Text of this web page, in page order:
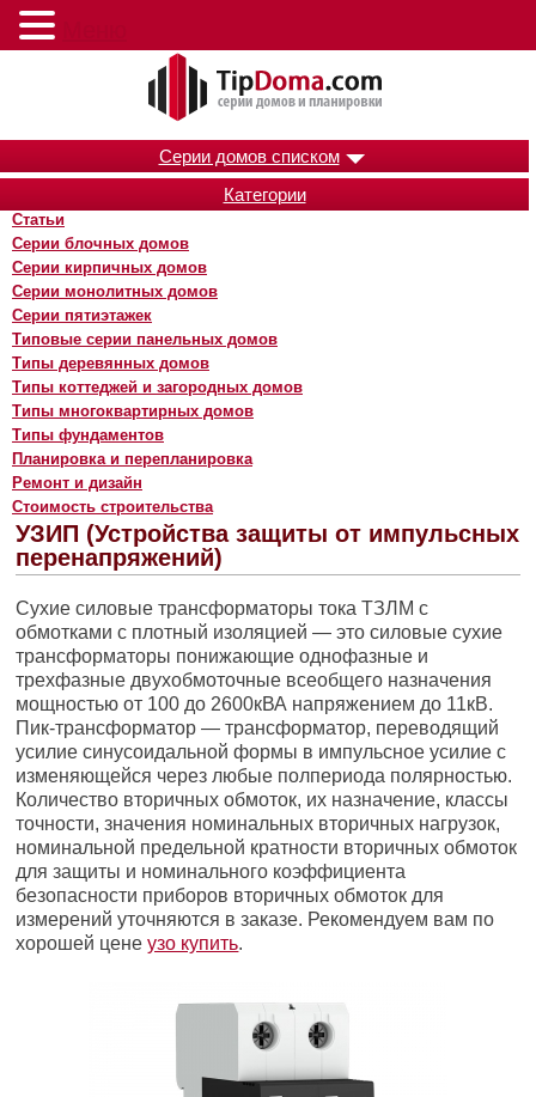
Серии домов списком
Категории
Статьи
Серии блочных домов
Серии кирпичных домов
Серии монолитных домов
Серии пятиэтажек
Типовые серии панельных домов
Типы деревянных домов
Типы коттеджей и загородных домов
Типы многоквартирных домов
Типы фундаментов
Планировка и перепланировка
Ремонт и дизайн
Стоимость строительства
УЗИП (Устройства защиты от импульсных
перенапряжений)
Сухие силовые трансформаторы тока ТЗЛМ с
обмотками с плотный изоляцией — это силовые сухие
трансформаторы понижающие однофазные и
трехфазные двухобмоточные всеобщего назначения
мощностью от 100 до 2600кВА напряжением до 11кВ.
Пик-трансформатор — трансформатор, переводящий
усилие синусоидальной формы в импульсное усилие с
изменяющейся через любые полпериода полярностью.
Количество вторичных обмоток, их назначение, классы
точности, значения номинальных вторичных нагрузок,
номинальной предельной кратности вторичных обмоток
для защиты и номинального коэффициента
безопасности приборов вторичных обмоток для
измерений уточняются в заказе. Рекомендуем вам по
хорошей ценеузо купить.